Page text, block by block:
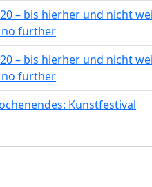
– bis hierher und nicht
further
– bis hierher und nicht
further
Kunstfestival